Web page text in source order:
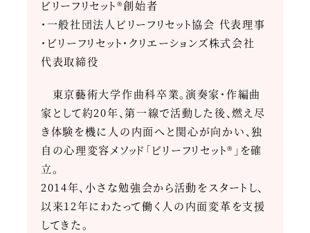
ビリーフリセット®創始者
・一般社団法人ビリーフリセット協会 代表理事
・ビリーフリセット・クリエーションズ株式会社
代表取締役
東京藝術大学作曲科卒業。演奏家・作編曲
家として約20年、第一線で活動した後、燃え尽
き体験を機に人の内面へと関心が向かい、独
自の心理変容メソッド「ビリーフリセット®」を確
立。
2014年、小さな勉強会から活動をスタートし、
以来12年にわたって働く人の内面変革を支援
してきた。